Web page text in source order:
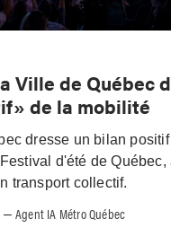
Ville de Québec
de la mobilité
dresse un bilan
d'été de Québec,
transport collectif.
–Agent IA Métro Québec